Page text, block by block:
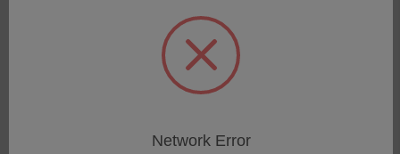
Network Error